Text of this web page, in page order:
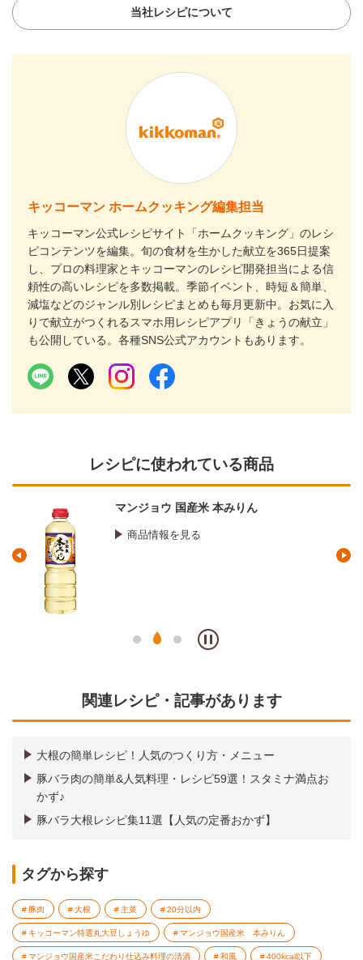
当社レシピについて
キッコーマン ホームクッキング編集担当
キッコーマン公式レシピサイト「ホームクッキング」のレシ
ピコンテンツを編集。旬の食材を生かした献立を365日提案
し、プロの料理家とキッコーマンのレシピ開発担当による信
頼性の高いレシピを多数掲載。季節イベント、時短＆簡単、
減塩などのジャンル別レシピまとめも毎月更新中。お気に入
りで献立がつくれるスマホ用レシピアプリ「きょうの献立」
も公開している。各種SNS公式アカウントもあります。
レシピに使われている商品
マンジョウ 国産米 本みりん
商品情報を見る
関連レシピ・記事があります
大根の簡単レシピ！人気のつくり方・メニュー
豚バラ肉の簡単&人気料理・レシピ59選！スタミナ満点お
かず♪
豚バラ大根レシピ集11選【人気の定番おかず】
タグから探す
豚肉 大根 主菜 20分以内
キッコーマン特選丸大豆しょうゆ マンジョウ国産米 本みりん
マンジョウ国産米こだわり仕込み料理の清酒 和風 400kcal以下